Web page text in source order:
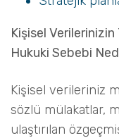
Kişisel Verilerinizin
Hukuki Sebebi
Kişisel verileriniz
sözlü mülakatlar,
ulaştırılan